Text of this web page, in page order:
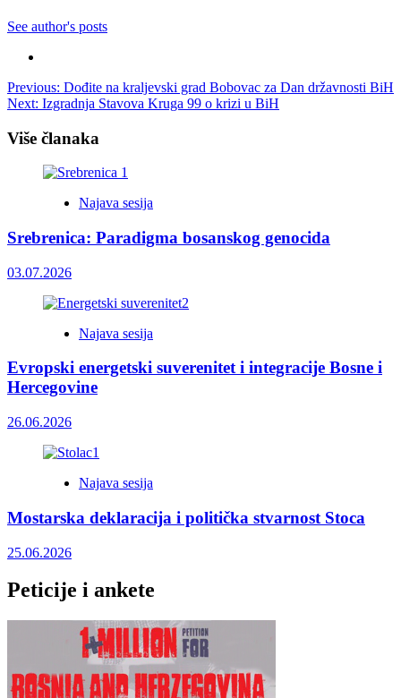
See author's posts
Post
navigation
Previous: Dođite na kraljevski grad Bobovac za Dan državnosti BiH
Next: Izgradnja Stavova Kruga 99 o krizi u BiH
Više članaka
Najava sesija
Srebrenica: Paradigma bosanskog genocida
03.07.2026
Najava sesija
Evropski energetski suverenitet i integracije Bosne i
Hercegovine
26.06.2026
Najava sesija
Mostarska deklaracija i politička stvarnost Stoca
25.06.2026
Peticije i ankete